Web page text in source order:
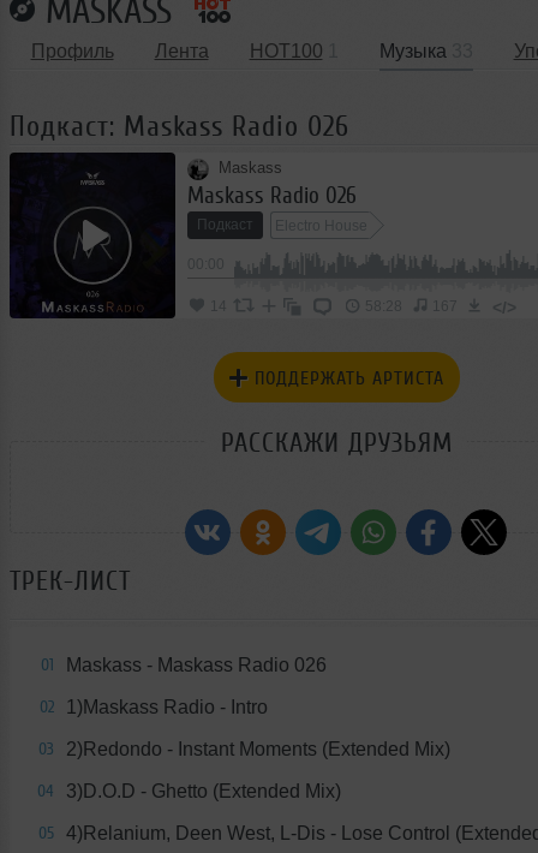
MASKASS
Профиль Лента HOT100 Музыка
Подкаст: Maskass Radio 026
Maskass
Maskass Radio 026
Подкаст Electro House
58:28 167 </>
ПОДДЕРЖАТЬ АРТИСТА
РАССКАЖИ ДРУЗЬЯМ
ТРЕК-ЛИСТ
01 Maskass - Maskass Radio 026
02 1)Maskass Radio - Intro
03 2)Redondo - Instant Moments (Extended Mix)
04 3)D.O.D - Ghetto (Extended Mix)
05 4)Relanium, Deen West, L-Dis - Lose Control